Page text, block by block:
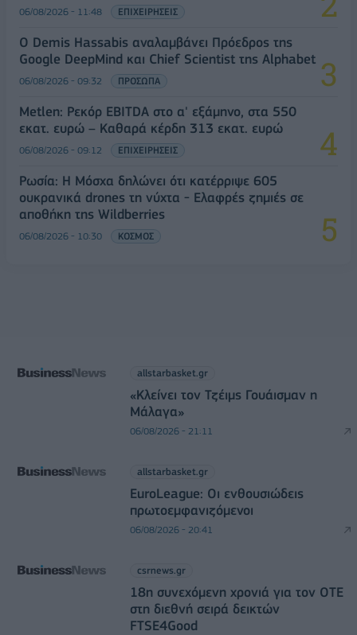
06/08/2026 - 11:48 ΕΠΙΧΕΙΡΗΣΕΙΣ
Ο Demis Hassabis αναλαμβάνει Πρόεδρος της
Google DeepMind και Chief Scientist της Alphabet
06/08/2026 - 09:32 ΠΡΟΣΩΠΑ
Metlen: Ρεκόρ EBITDA στο α' εξάμηνο, στα 550
εκατ. ευρώ – Καθαρά κέρδη 313 εκατ. ευρώ
06/08/2026 - 09:12 ΕΠΙΧΕΙΡΗΣΕΙΣ
Ρωσία: Η Μόσχα δηλώνει ότι κατέρριψε 605
ουκρανικά drones τη νύχτα - Ελαφρές ζημιές σε
αποθήκη της Wildberries
06/08/2026 - 10:30 ΚΟΣΜΟΣ
allstarbasket.gr
«Κλείνει τον Τζέιμς Γουάισμαν η
Μάλαγα»
06/08/2026 - 21:11
allstarbasket.gr
EuroLeague: Οι ενθουσιώδεις
πρωτοεμφανιζόμενοι
06/08/2026 - 20:41
csrnews.gr
18η συνεχόμενη χρονιά για τον ΟΤΕ
στη διεθνή σειρά δεικτών
FTSE4Good